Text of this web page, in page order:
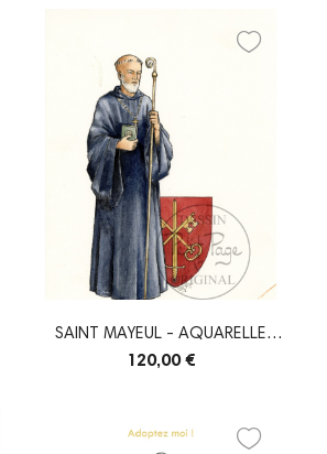
SAINT MAYEUL - AQUARELLE
ORIGINALE
120,00 €